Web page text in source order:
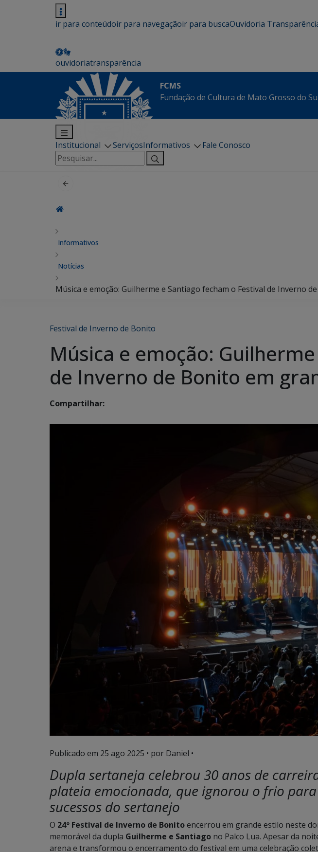
ir para conteúdoir para navegaçãoir para buscaOuvidoria
ouvidoriatransparência
FCMS
Fundação de Cultura de Mato Grosso do
Institucional ServiçosInformativos
Fale Conosco
Pesquisar
por:
Informativos
Notícias
Música e emoção: Guilherme e Santiago fecham o Festival de Inverno
Festival de Inverno de Bonito
Música e emoção:
de Inverno de Bonito em
Compartilhar:
Publicado em 25 ago 2025 • por Daniel •
Dupla sertaneja celebrou 30 anos de
plateia emocionada, que ignorou o frio
sucessos do sertanejo
O 24º Festival de Inverno de Bonitoencerrou em grande estilo neste
memorável da dupla Guilherme e Santiago no Palco Lua. Apesar da
arena e transformou o encerramento do festival em uma celebração